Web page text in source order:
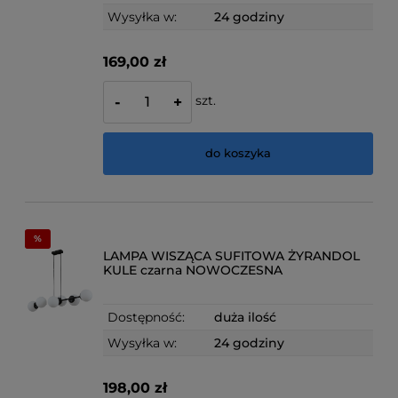
Wysyłka w:
24 godziny
169,00 zł
- + szt.
do koszyka
LAMPA WISZĄCA SUFITOWA ŻYRANDOL
KULE czarna NOWOCZESNA
Dostępność:
duża ilość
Wysyłka w:
24 godziny
198,00 zł